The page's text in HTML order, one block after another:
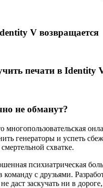
V возвращается
печати в Identity
не обманут?
многопользовательская
генераторы и успеть
схватке.
психиатрическая
команду c друзьями.
даст заскучать ни в